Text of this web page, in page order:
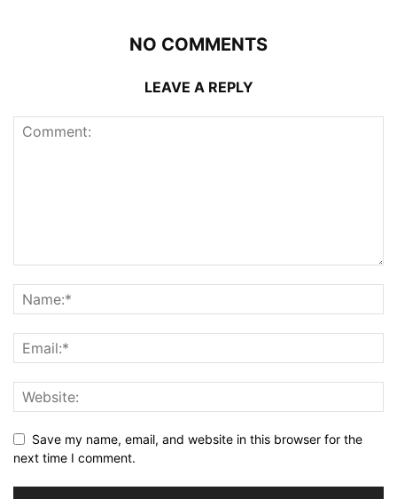
NO COMMENTS
LEAVE A REPLY
Save my name, email, and website in this browser for the
next time I comment.